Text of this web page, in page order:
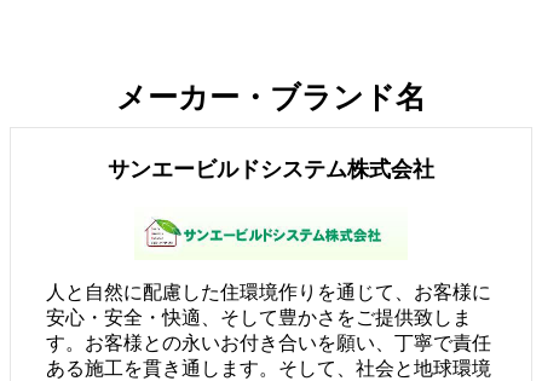
メーカー・ブランド名
サンエービルドシステム株式会社
人と自然に配慮した住環境作りを通じて、お客様に
安心・安全・快適、そして豊かさをご提供致しま
す。お客様との永いお付き合いを願い、丁寧で責任
ある施工を貫き通します。そして、社会と地球環境